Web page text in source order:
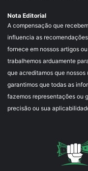
Nota Editorial
A compensação que
influencia as
fornece em nossos artigos
trabalhemos arduamente
que acreditamos que
garantimos que todas as
fazemos representações ou
precisão ou sua